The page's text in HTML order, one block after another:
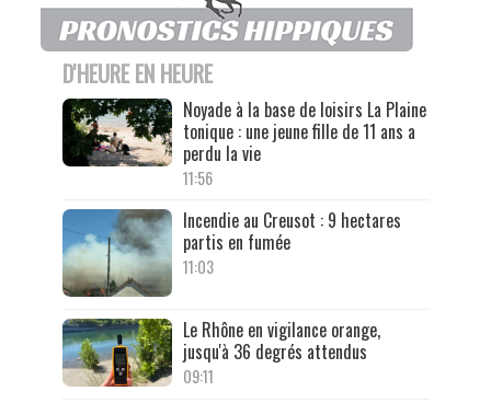
D'HEURE EN HEURE
Noyade à la base de loisirs La Plaine
tonique : une jeune fille de 11 ans a
perdu la vie
11:56
Incendie au Creusot : 9 hectares
partis en fumée
11:03
Le Rhône en vigilance orange,
jusqu'à 36 degrés attendus
09:11